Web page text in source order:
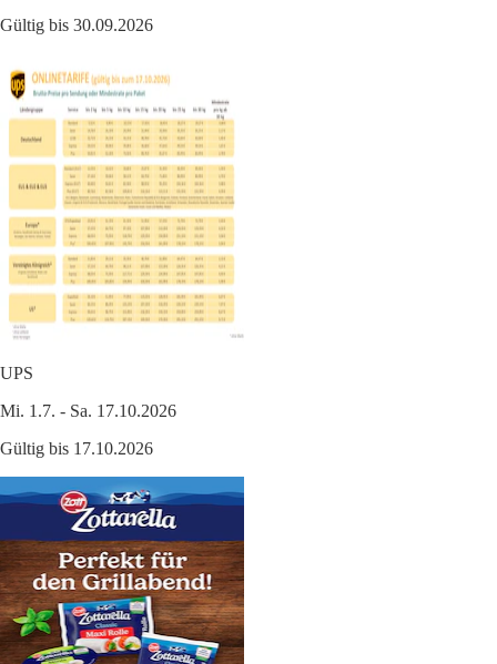
Gültig bis 30.09.2026
UPS
Mi. 1.7. - Sa. 17.10.2026
Gültig bis 17.10.2026